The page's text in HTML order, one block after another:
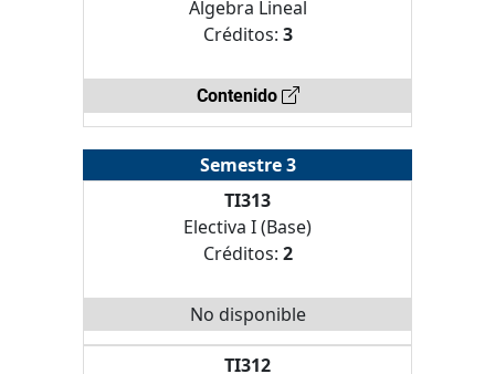
Álgebra Lineal
Créditos: 3
Contenido
Semestre 3
TI313
Electiva I (Base)
Créditos: 2
No disponible
TI312